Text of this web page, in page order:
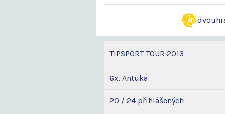
TIPSPORT TOUR 2013
6x, Antuka
20 / 24 přihlášených